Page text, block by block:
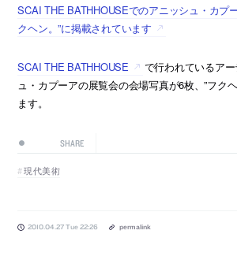
SCAI THE BATHHOUSEでのアニッシュ・カプ
クヘン。”に掲載されています
SCAI THE BATHHOUSE
で行われているア
ュ・カプーアの展覧会の会場写真が6枚、”フク
ます。
SHARE
現代美術
2010.04.27 Tue 22:26 permalink